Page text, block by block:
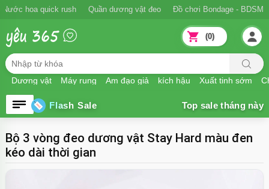
Nước hoa quick rush Quần dương vật đeo Đồ chơi Bondage - BDSM
Dương vật Máy rung Âm đạo giả kích hậu Xuất tinh sớm
(0)
Flash Sale
Bộ 3 vòng đeo dương vật Stay Hard màu đen
kéo dài thời gian